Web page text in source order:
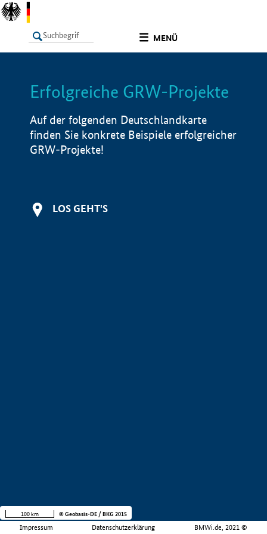
MENÜ
LISTE Info
Erfolgreiche GRW-Projekte
Auf der folgenden Deutschlandkarte
finden Sie konkrete Beispiele erfolgreicher
GRW-Projekte!
LOS GEHT'S
Impressum Datenschutzerklärung BMWi.de, 2021 ©
100 km © Geobasis-DE / BKG 2015